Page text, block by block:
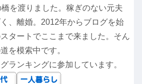
を渡りました。稼ぎのない元夫
、離婚。2012年からブログを始
タートでここまで来ました。そん
を模索中です。
ランキングに参加しています。